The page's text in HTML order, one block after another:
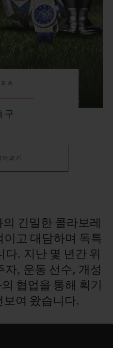
츠
구
보기
긴밀한 콜라보레
이고 대담하며 독특
다. 지난 몇 년간 위
자, 운동 선수, 개성
협업을 통해 획기
보여 왔습니다.
부티크 검색